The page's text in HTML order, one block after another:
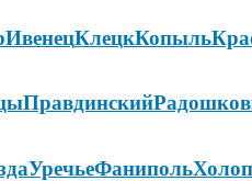
ИвенецКлецкКопыль
Правдинский
УречьеФаниполь